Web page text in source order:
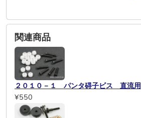
関連商品
２０１０－１ パンタ碍子ビス 直流用
¥550